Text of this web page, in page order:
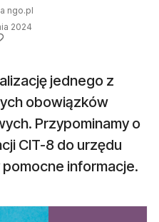
ngo.pl
2024
jednego z
obowiązków
Przypominamy o
CIT-8 do urzędu
informacje.